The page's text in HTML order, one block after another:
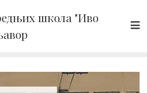
школа "Иво